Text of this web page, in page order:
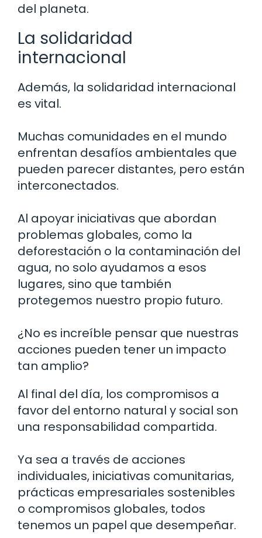
del planeta.
La solidaridad
internacional
Además, la solidaridad internacional
es vital.
Muchas comunidades en el mundo
enfrentan desafíos ambientales que
pueden parecer distantes, pero están
interconectados.
Al apoyar iniciativas que abordan
problemas globales, como la
deforestación o la contaminación del
agua, no solo ayudamos a esos
lugares, sino que también
protegemos nuestro propio futuro.
¿No es increíble pensar que nuestras
acciones pueden tener un impacto
tan amplio?
Al final del día, los compromisos a
favor del entorno natural y social son
una responsabilidad compartida.
Ya sea a través de acciones
individuales, iniciativas comunitarias,
prácticas empresariales sostenibles
o compromisos globales, todos
tenemos un papel que desempeñar.